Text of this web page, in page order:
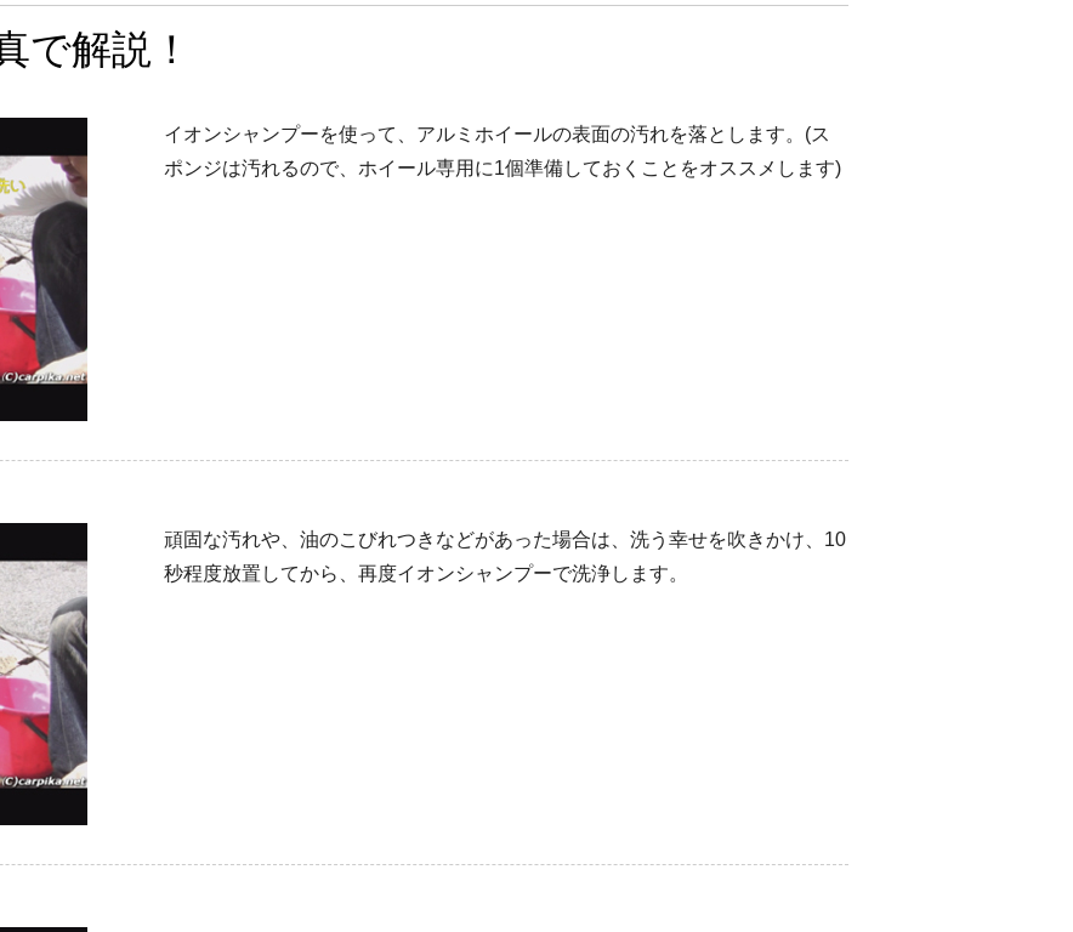
で解説！
イオンシャンプーを使って、アルミホイールの表面の汚れを落とします。(ス
ポンジは汚れるので、ホイール専用に1個準備しておくことをオススメします)
頑固な汚れや、油のこびれつきなどがあった場合は、洗う幸せを吹きかけ、10
秒程度放置してから、再度イオンシャンプーで洗浄します。